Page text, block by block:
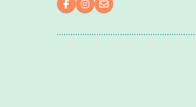
Volg ons op Facebook
Volg ons op Instagram
Mail ons